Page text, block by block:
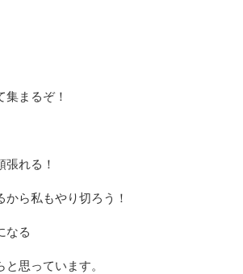
集まるぞ！
張れる！
ら私もやり切ろう！
なる
思っています。